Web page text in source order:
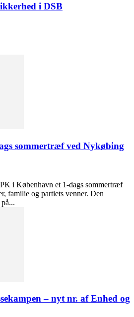
i DSB
sommertræf ved Nykøbing
i København et 1-dags sommertræf
familie og partiets venner. Den
– nyt nr. af Enhed og